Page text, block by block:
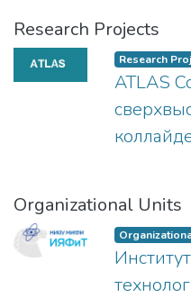
Research Projects
Research
ATLAS
Organizational Units